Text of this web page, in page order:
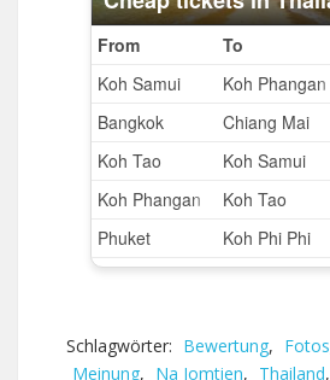
Schlagwörter: Bewertung, Fotos
Meinung, Na Jomtien, Thailand,